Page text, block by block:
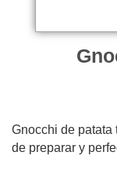
Gnocchi de
de preparar y